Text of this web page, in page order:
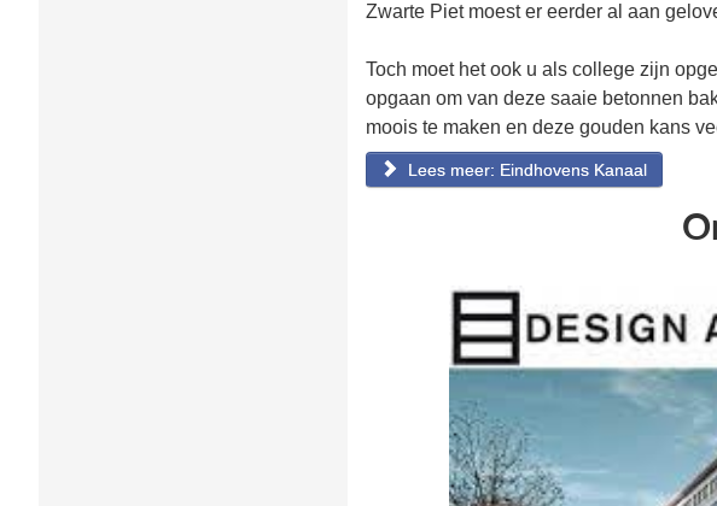
Zwarte Piet moest er eerder al aan
Toch moet het ook u als college zijn
opgaan om van deze saaie betonnen
moois te maken en deze gouden kans
Lees meer: Eindhovens Kanaal